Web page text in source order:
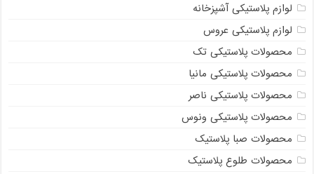
لوازم پلاستیکی آشپزخانه
لوازم پلاستیکی عروس
محصولات پلاستیکی تک
محصولات پلاستیکی مانیا
محصولات پلاستیکی ناصر
محصولات پلاستیکی ونوس
محصولات صبا پلاستیک
محصولات طلوع پلاستیک